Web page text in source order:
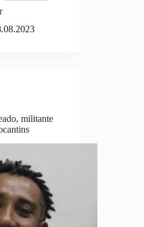
militante